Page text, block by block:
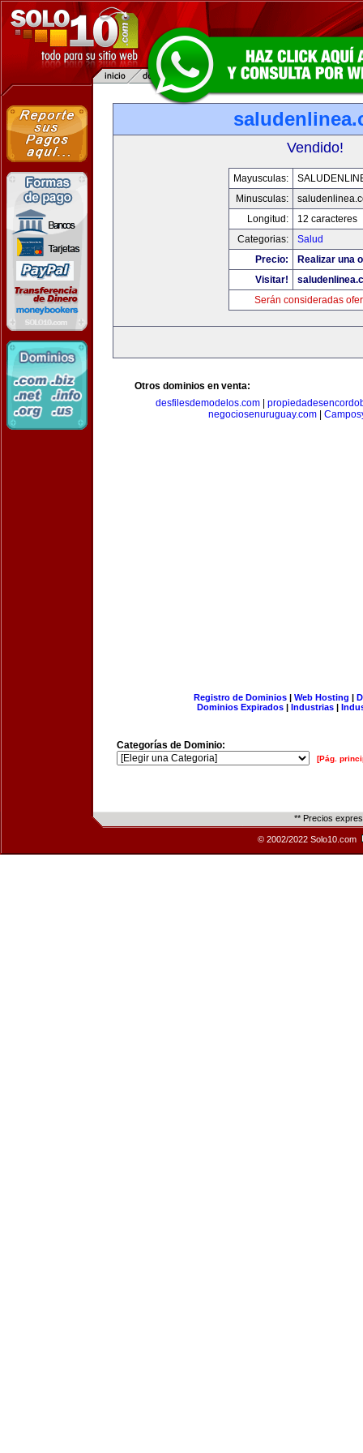
Vendido!
Mayusculas:
Minusculas:
Longitud:
12 caracteres
Categorias:
Salud
Precio:
Realizar una
Visitar!
Serán consideradas
Otros dominios en venta:
desfilesdemodelos.com|
negociosenuruguay.com|
Registro de Dominios| Web Hosting |
Dominios Expirados | Industrias |
Categorías de Dominio:
[Pág.
** Precios
© 2002/2022 Solo10.com